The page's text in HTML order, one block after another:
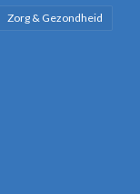
Zorg & Gezondheid